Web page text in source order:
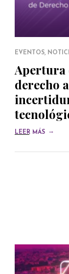
EVENTOS,
Apertura
derecho
LEER MÁS →